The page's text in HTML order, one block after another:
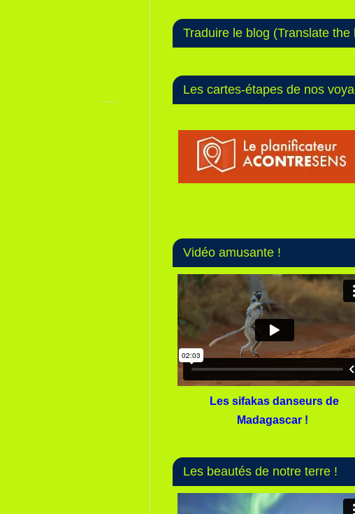
Traduire le blog (Translate the
Les cartes-étapes de nos
Vidéo amusante !
Les sifakas danseurs de
Madagascar !
Les beautés de notre terre !